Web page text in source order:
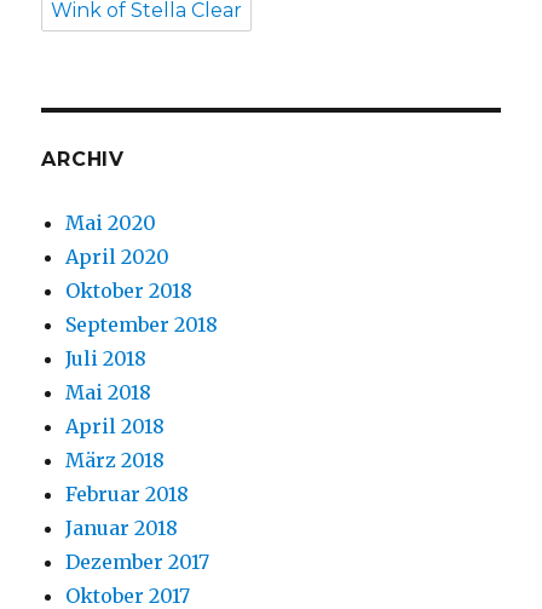
Wink of Stella Clear
ARCHIV
Mai 2020
April 2020
Oktober 2018
September 2018
Juli 2018
Mai 2018
April 2018
März 2018
Februar 2018
Januar 2018
Dezember 2017
Oktober 2017